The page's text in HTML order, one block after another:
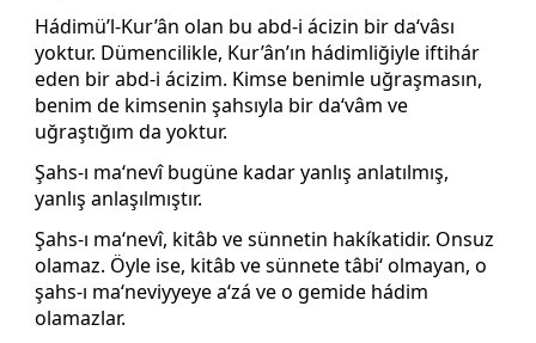
Hádimü’l-Kur’ân olan bu abd-i ácizin bir da‘vâsı
yoktur. Dümencilikle, Kur’ân’ın hádimliğiyle iftihár
eden bir abd-i ácizim. Kimse benimle uğraşmasın,
benim de kimsenin şahsıyla bir da‘vâm ve
uğraştığım da yoktur.
Şahs-ı ma‘nevî bugüne kadar yanlış anlatılmış,
yanlış anlaşılmıştır.
Şahs-ı ma‘nevî, kitâb ve sünnetin hakíkatidir. Onsuz
olamaz. Öyle ise, kitâb ve sünnete tâbi‘ olmayan, o
şahs-ı ma‘neviyyeye a‘zá ve o gemide hádim
olamazlar.